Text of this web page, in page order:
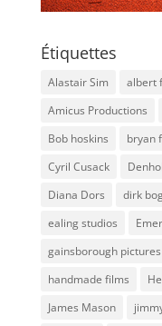
Étiquettes
Alastair Sim albert
Amicus Productions
Bob hoskins
bryan
Cyril Cusack
Diana Dors
dirk
ealing studios
gainsborough pictures
handmade films
James Mason